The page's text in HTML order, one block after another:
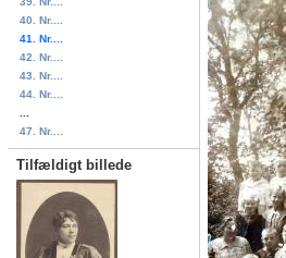
40. Nr....
41. Nr....
42. Nr....
43. Nr....
44. Nr....
47. Nr....
Tilfældigt billede